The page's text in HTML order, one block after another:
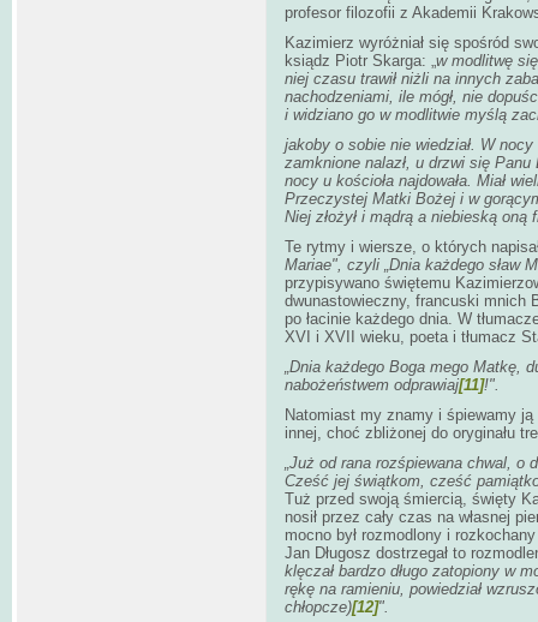
profesor filozofii z Akademii
Kazimierz wyróżniał się spośród
ksiądz Piotr Skarga: „w modlitwę
niej czasu trawił niżli na innych
nachodzeniami, ile mógł, nie
i widziano go w modlitwie myślą
jakoby o sobie nie wiedział. W nocy
zamknione nalazł, u drzwi się
nocy u kościoła najdowała. Miał
Przeczystej Matki Bożej i w
Niej złożył i mądrą a niebieską oną
Te rytmy i wiersze, o których
Mariae", czyli „Dnia każdego sław
przypisywano świętemu
dwunastowieczny, francuski mnich
po łacinie każdego dnia. W
XVI i XVII wieku, poeta i tłumacz
„Dnia każdego Boga mego Matkę,
nabożeństwem odprawiaj[11]!".
Natomiast my znamy i śpiewamy
innej, choć zbliżonej do oryginału
„Już od rana
Cześć jej świątkom, cześć
Tuż przed swoją śmiercią, święty
nosił przez cały czas na własnej
mocno był rozmodlony i
Jan Długosz dostrzegał to
klęczał bardzo długo zatopiony w
rękę na ramieniu, powiedział
chłopcze)[12]".